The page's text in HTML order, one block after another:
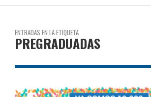
ENTRADAS EN LA ETIQUETA
PREGRADUADAS